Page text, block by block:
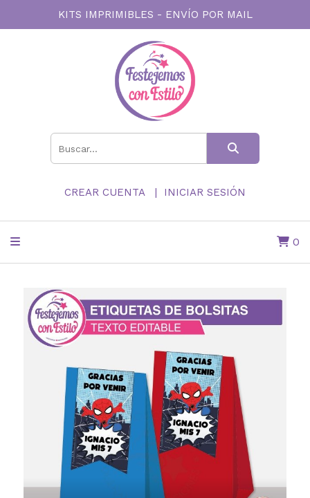
KITS IMPRIMIBLES - ENVÍO POR MAIL
CREAR CUENTA INICIAR SESIÓN
0